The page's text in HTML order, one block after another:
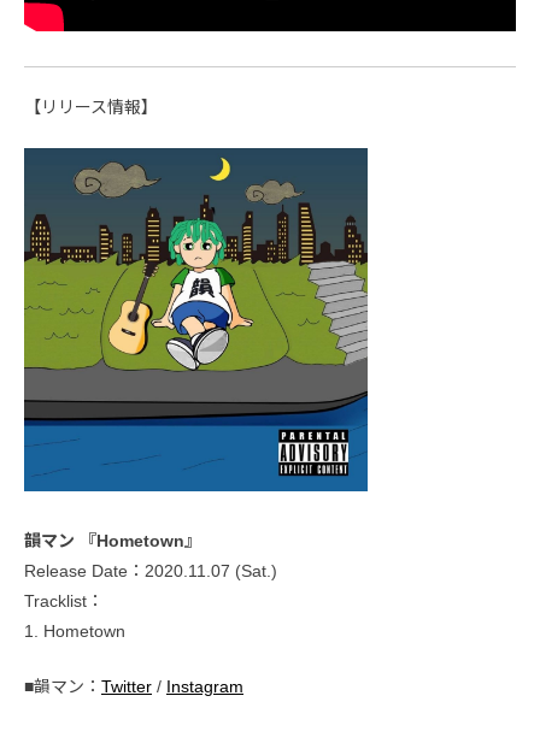
【リリース情報】
韻マン 『Hometown』
Release Date：2020.11.07 (Sat.)
Tracklist：
1. Hometown
■韻マン： Twitter / Instagram